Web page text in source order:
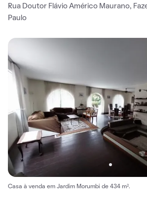
Rua Doutor Flávio Américo Maurano,
Paulo
Casa à venda em Jardim Morumbi de 434 m².